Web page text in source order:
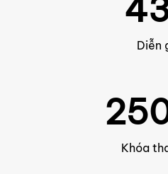
Diễn
Khóa